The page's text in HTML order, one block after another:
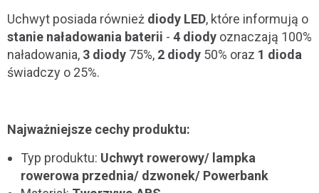
Uchwyt posiada również diody LED, które informują o
stanie naładowania baterii - 4 diody oznaczają 100%
naładowania, 3 diody 75%, 2 diody 50% oraz 1 dioda
świadczy o 25%.
Najważniejsze cechy produktu:
Typ produktu: Uchwyt rowerowy/ lampka
rowerowa przednia/ dzwonek/ Powerbank